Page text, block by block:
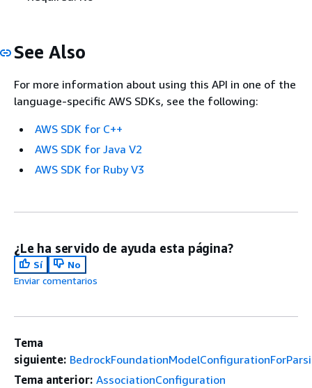
See Also
For more information about using this API in one of the
language-specific AWS SDKs, see the following:
AWS SDK for C++
AWS SDK for Java V2
AWS SDK for Ruby V3
¿Le ha servido de ayuda esta página?
Sí
No
Enviar comentarios
Tema
siguiente:
Tema anterior: AssociationConfiguration